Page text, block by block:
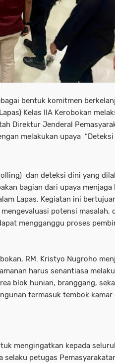
bentuk komitmen
Kelas IIA Kerobokan
Direktur Jenderal
melakukan upaya “Deteksi
dan deteksi dini yang
bagian dari upaya menjaga
Lapas. Kegiatan ini
potensi masalah,
mengganggu proses
RM. Kristyo Nugroho
harus senantiasa
blok hunian, branggang,
termasuk tembok kamar
mengingatkan kepada
selaku petugas